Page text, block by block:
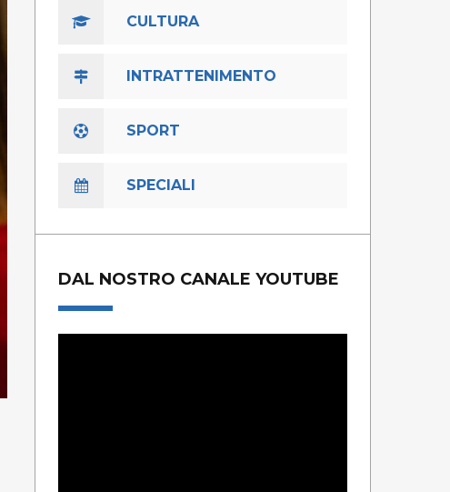
CULTURA
INTRATTENIMENTO
SPORT
SPECIALI
DAL NOSTRO CANALE YOUTUBE